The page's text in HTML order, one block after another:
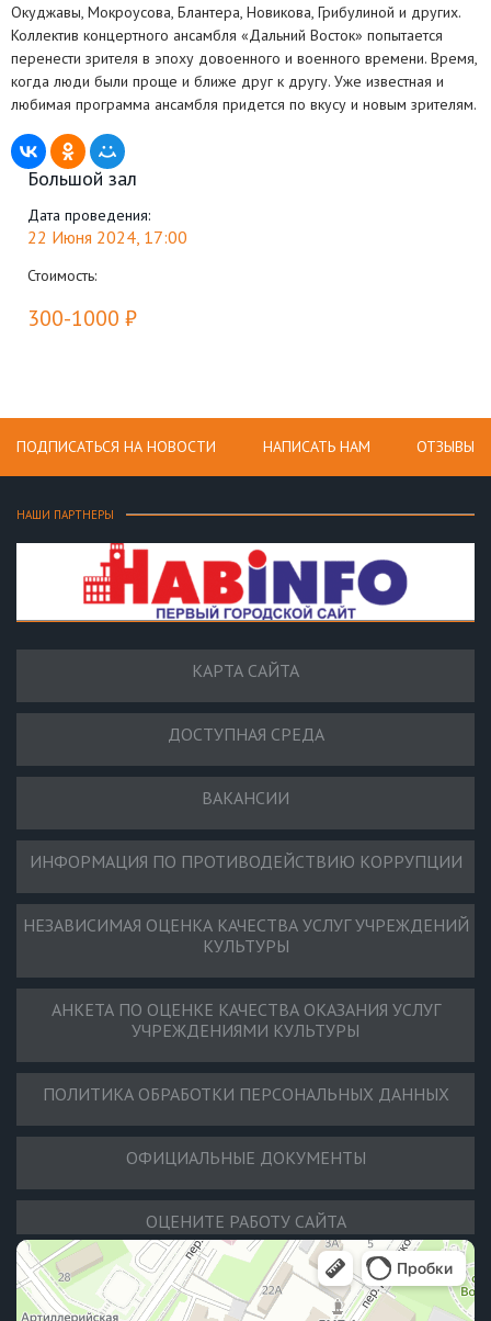
Окуджавы, Мокроусова, Блантера, Новикова, Грибулиной и других.
Коллектив концертного ансамбля «Дальний Восток» попытается
перенести зрителя в эпоху довоенного и военного времени. Время,
когда люди были проще и ближе друг к другу. Уже известная и
любимая программа ансамбля придется по вкусу и новым зрителям.
Большой зал
Дата проведения:
22 Июня 2024, 17:00
Стоимость:
300-1000 ₽
ПОДПИСАТЬСЯ НА НОВОСТИ НАПИСАТЬ НАМ ОТЗЫВЫ
НАШИ ПАРТНЕРЫ
КАРТА САЙТА
ДОСТУПНАЯ СРЕДА
ВАКАНСИИ
ИНФОРМАЦИЯ ПО ПРОТИВОДЕЙСТВИЮ КОРРУПЦИИ
НЕЗАВИСИМАЯ ОЦЕНКА КАЧЕСТВА УСЛУГ УЧРЕЖДЕНИЙ
КУЛЬТУРЫ
АНКЕТА ПО ОЦЕНКЕ КАЧЕСТВА ОКАЗАНИЯ УСЛУГ
УЧРЕЖДЕНИЯМИ КУЛЬТУРЫ
ПОЛИТИКА ОБРАБОТКИ ПЕРСОНАЛЬНЫХ ДАННЫХ
ОФИЦИАЛЬНЫЕ ДОКУМЕНТЫ
ОЦЕНИТЕ РАБОТУ САЙТА